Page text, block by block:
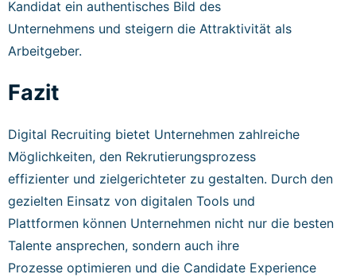
Kandidat ein authentisches Bild des
Unternehmens und steigern die Attraktivität als
Arbeitgeber.
Fazit
Digital Recruiting bietet Unternehmen zahlreiche
Möglichkeiten, den Rekrutierungsprozess
effizienter und zielgerichteter zu gestalten. Durch den
gezielten Einsatz von digitalen Tools und
Plattformen können Unternehmen nicht nur die besten
Talente ansprechen, sondern auch ihre
Prozesse optimieren und die Candidate Experience